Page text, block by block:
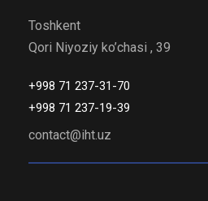
Toshkent
Qori Niyoziy ko’chasi , 39
+998 71 237-31-70
+998 71 237-19-39
contact@iht.uz